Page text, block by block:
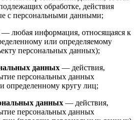
обработке, действия
с персональными данными;
— любая информация, относящаяся к
или определяемому
персональных данных);
данных — действия,
персональных данных
определенному кругу лиц;
данных — действия,
персональных данных